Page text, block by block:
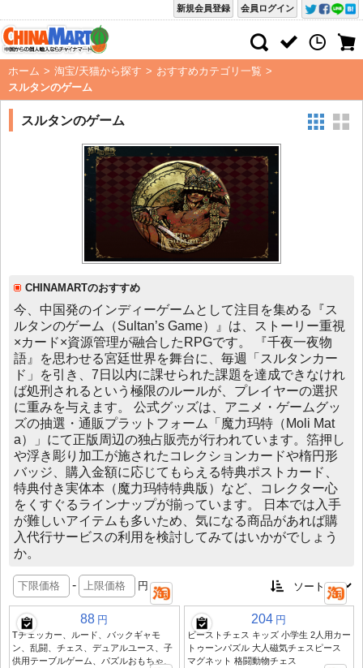
会員ログイン
新規会員登録
ホーム > 淘宝/天猫から探す > おすすめカテゴリ一覧 >
スルタンのゲーム
スルタンのゲーム
CHINAMARTのおすすめ
今、中国発のインディーゲームとして注目を集める『ス
ルタンのゲーム（Sultan’s Game）』は、ストーリー重視
×カード×資源管理が融合したRPGです。 『千夜一夜物
語』を思わせる宮廷世界を舞台に、毎週「スルタンカー
ド」を引き、7日以内に課せられた課題を達成できなけれ
ば処刑されるという極限のルールが、プレイヤーの選択
に重みを与えます。 公式グッズは、アニメ・ゲームグッ
ズの抽選・通販プラットフォーム「魔力玛特（Moli Mat
a）」にて正版周辺の独占販売が行われています。箔押し
や浮き彫り加工が施されたコレクションカードや楕円形
バッジ、購入金額に応じてもらえる特典ポストカード、
特典付き実体本（魔力玛特特典版）など、コレクター心
をくすぐるラインナップが揃っています。 日本では入手
が難しいアイテムも多いため、気になる商品があれば購
入代行サービスの利用を検討してみてはいかがでしょう
か。
- 円
88 円
Tチェッカー、ルード、バックギャモ
ン、乱闘、チェス、デュアルユース、子
供用テーブルゲーム、パズルおもちゃ、
204 円
ビーストチェス キッズ 小学生 2人用カー
トゥーンパズル 大人磁気チェスピース
マグネット 格闘動物チェス